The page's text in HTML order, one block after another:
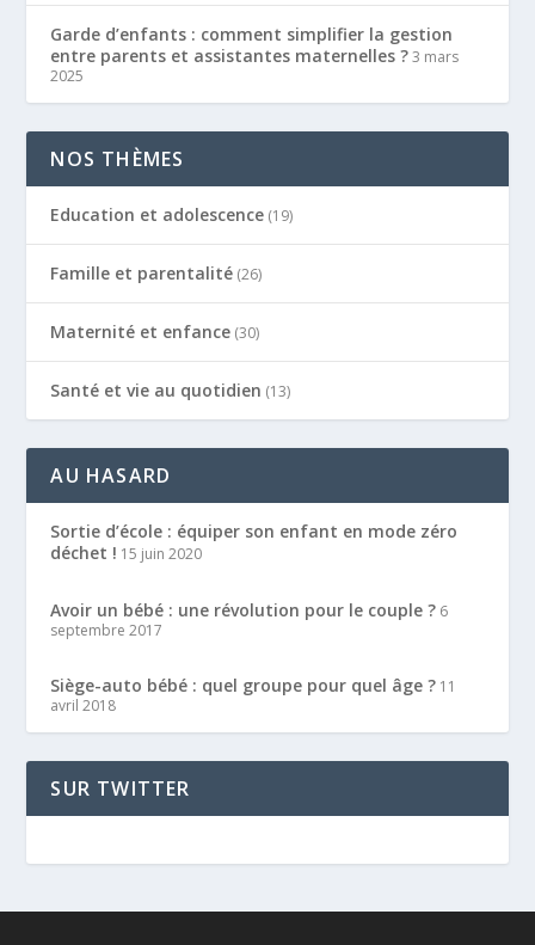
Garde d’enfants : comment simplifier la gestion
entre parents et assistantes maternelles ? 3 mars
2025
NOS THÈMES
Education et adolescence (19)
Famille et parentalité (26)
Maternité et enfance (30)
Santé et vie au quotidien (13)
AU HASARD
Sortie d’école : équiper son enfant en mode zéro
déchet ! 15 juin 2020
Avoir un bébé : une révolution pour le couple ? 6
septembre 2017
Siège-auto bébé : quel groupe pour quel âge ? 11
avril 2018
SUR TWITTER